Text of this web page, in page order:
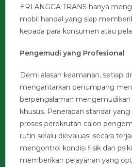
ERLANGGA TRANS hanya
mobil handal yang siap
kepada para konsumen atau
Pengemudi yang Profesional
Demi alasan keamanan, setiap
mengantarkan penumpang
berpengalaman mengemudikan
khusus. Penerapan standar
proses perekrutan calon
rutin selalu dievaluasi secara
mengontrol kondisi fisik dan
memberikan pelayanan yang